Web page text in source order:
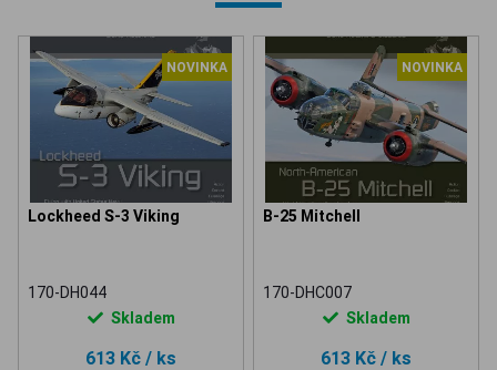
NOVINKA
Lockheed S-3 Viking
170-DH044
Skladem
613 Kč / ks
NOVINKA
B-25 Mitchell
170-DHC007
Skladem
613 Kč / ks